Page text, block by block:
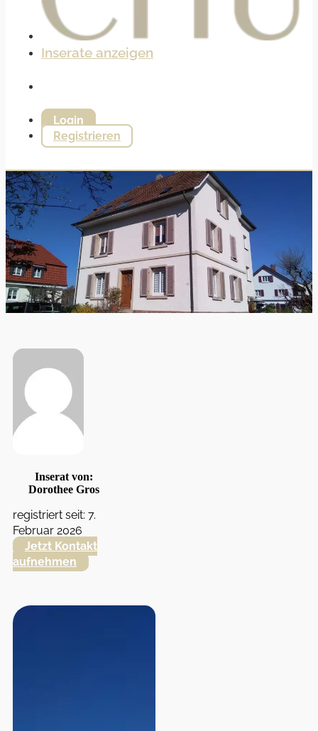
Inserate anzeigen
Login
Registrieren
Inserat von:
Dorothee Gros
registriert seit: 7.
Februar 2026
Jetzt Kontakt
aufnehmen